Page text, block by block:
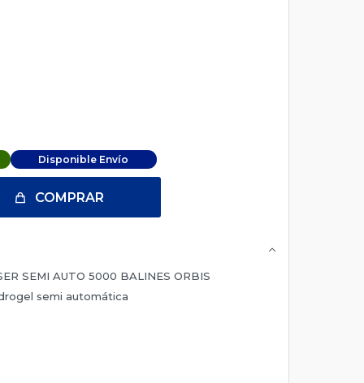
Disponible Envío
COMPRAR
SEMI AUTO 5000 BALINES ORBIS
semi automática